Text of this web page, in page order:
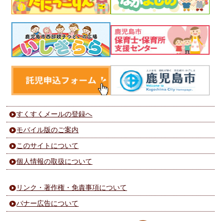
すくすくメールの登録へ
モバイル版のご案内
このサイトについて
個人情報の取扱について
リンク・著作権・免責事項について
バナー広告について